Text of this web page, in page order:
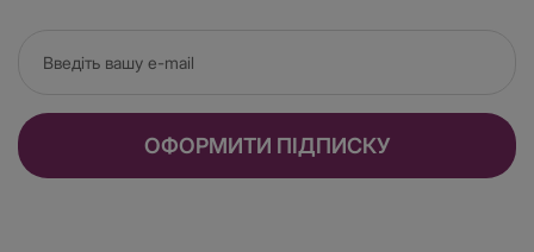
масла не обжигать пальцы. Баночка хорошо сохраняет
аромат свечи, а удобный носик упрощает
Массажное масло Plaisirs Secrets для эротического
массажа, объемом 59 мл. Неотъемлемый плюс этого
масла – наличие не только приятного аромата, но и
ОФОРМИТИ ПІДПИСКУ